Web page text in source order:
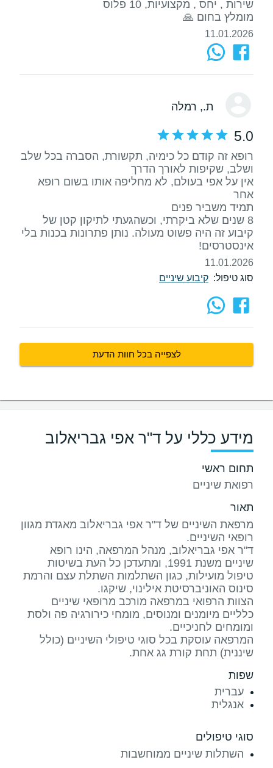
מומלץ בחום 🙏
11.01.2026
ת., רמלה
5.0
רופא זה קודם כל כימיה, תקשורת, הסברה בכל שלב
אין על אפי בעולם, לא מחליפה אותו בשום רופא
8 שנים שלא ביקרתי, וכשהגעתי לתיקון קטן של
קיבוע זה היה פשוט מעולה. נותן פתרונות בכנות בלי
אינסטרסים!
11.01.2026
סוג טיפול: קיבוע שיניים
לצפייה בכל חוות הדעת
מידע כללי על ד"ר אפי גבריאלוב
תחום ראשי
רפואת שיניים
תאור
מרפאת השיניים של ד"ר אפי גבריאלוב מאגדת מגוון
ד"ר אפי גבריאלוב, מנהל המרפאה, הינו רופא
שיניים משנת 1991, ומתעדכן כל העת בשיטות
טיפול מועילות, כגון השתלמות השתלת עצם והרמת
הצוות הרפואי במרפאה מורכב מרופאי שיניים
כלליים מיומנים ומנוסים, מומחי כירורגיה פה ולסת
המרפאה עוסקת בכל סוגי טיפולי השיניים (כולל
שיננית) תחת קורת גג אחת.
שפות
עברית
אנגלית
סוגי טיפולים
השתלות שיניים ממוחשבות